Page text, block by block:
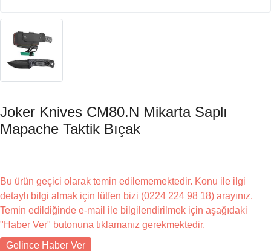
Joker Knives CM80.N Mikarta Saplı
Mapache Taktik Bıçak
Bu ürün geçici olarak temin edilememektedir. Konu ile ilgi
detaylı bilgi almak için lütfen bizi (0224 224 98 18) arayınız.
Temin edildiğinde e-mail ile bilgilendirilmek için aşağıdaki
"Haber Ver" butonuna tıklamanız gerekmektedir.
Gelince Haber Ver